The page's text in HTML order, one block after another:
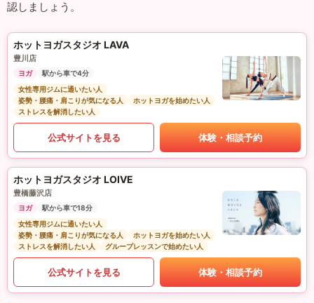
認しましょう。
ホットヨガスタジオ LAVA
豊川店
ヨガ
駅から車で4分
女性専用ジムに通いたい人
姿勢・腰痛・肩こりが気になる人
ホットヨガを始めたい人
ストレスを解消したい人
公式サイトを見る 体験・相談予約
ホットヨガスタジオ LOIVE
豊橋藤沢店
ヨガ
駅から車で18分
女性専用ジムに通いたい人
姿勢・腰痛・肩こりが気になる人
ホットヨガを始めたい人
ストレスを解消したい人
グループレッスンで始めたい人
公式サイトを見る 体験・相談予約